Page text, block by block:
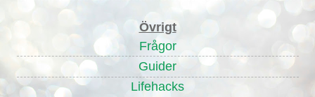
Övrigt
Frågor
Guider
Lifehacks